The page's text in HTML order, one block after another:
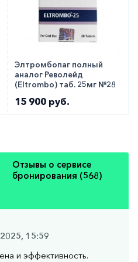
Элтромбопаг полный
аналог Револейд
(Eltrombo) таб. 25мг №28
15 900 руб.
Отзывы о сервисе
бронирования (568)
15:59
и эффективность.